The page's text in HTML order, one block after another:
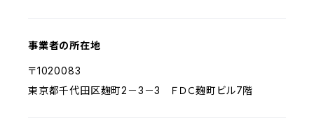
事業者の所在地
〒1020083
東京都千代田区麹町2－3－3 ＦＤＣ麹町ビル7階